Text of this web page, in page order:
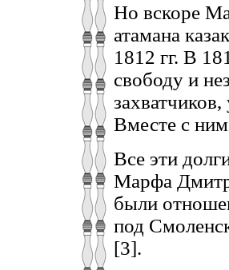
Но вскоре
атамана
1812 гг. В
свободу и
Вместе с
Все эти
Марфа
были
под
[3].